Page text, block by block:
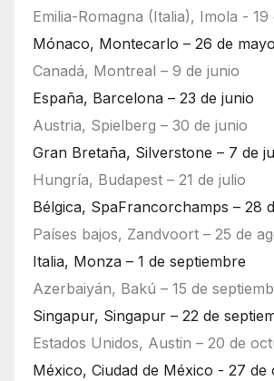
Emilia-Romagna (Italia), Imola - 19
Mónaco, Montecarlo – 26 de mayo
Canadá, Montreal – 9 de junio
España, Barcelona – 23 de junio
Austria, Spielberg – 30 de junio
Gran Bretaña, Silverstone – 7 de
Hungría, Budapest – 21 de julio
Bélgica, SpaFrancorchamps – 28
Países bajos, Zandvoort – 25 de
Italia, Monza – 1 de septiembre
Azerbaiyán, Bakú – 15 de
Singapur, Singapur – 22 de
Estados Unidos, Austin – 20 de
México, Ciudad de México - 27 de